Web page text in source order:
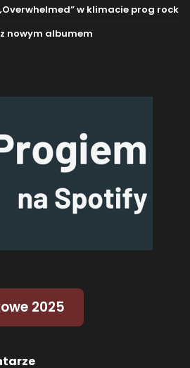
w klimacie prog rock
nowym albumem
2025